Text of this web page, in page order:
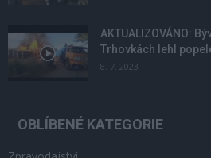
AKTUALIZOVÁNO:
Trhovkách lehl
8. 7. 2023
OBLÍBENÉ KATEGORIE